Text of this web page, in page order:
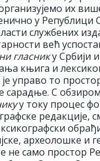
их
у Републици
службених
већ
гласнику Србији
књига и
управо то
С обзиром
у току процес
редакције,
археолошке и
не само простор